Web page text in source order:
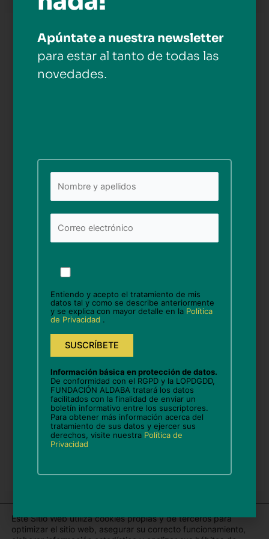
Deja una respuesta
Tu dirección de correo electrónico no será publicada.
Los campos obligatorios están marcados con
Correo
electrónico*
Guarda mi nombre, correo electrónico y web en
este navegador para la próxima vez que comente.
Este Sitio Web utiliza cookies propias y de terceros para
optimizar el sitio web, asegurar su correcto funcionamiento,
Apúntate a nuestra newsletter
para estar al tanto de todas las
novedades.
favor,
este
campo
vacío.
Entiendo y acepto el tratamiento de mis
datos tal y como se describe anteriormente
y se explica con mayor detalle en la Política
de Privacidad .
Información básica en protección de datos.
De conformidad con el RGPD y la LOPDGDD,
FUNDACIÓN ALDABA tratará los datos
facilitados con la finalidad de enviar un
boletín informativo entre los suscriptores.
Para obtener más información acerca del
tratamiento de sus datos y ejercer sus
derechos, visite nuestra Política de
Privacidad